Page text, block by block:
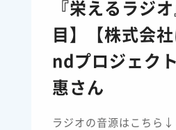
『栄えるラジ
目】【株式会
ndプロジェク
惠さん
ラジオの音源はこちら